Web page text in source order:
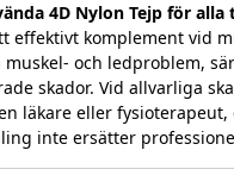
4D Nylon Tejp för
effektivt komplement vid
muskel- och ledproblem,
skador. Vid allvarliga
läkare eller fysioterapeut,
inte ersätter